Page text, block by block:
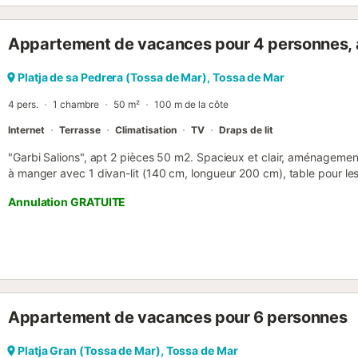
vos émissions et films préférés ou créer des moments mémorables
que restaurants, boutiques et activités récréatives. Cet
Appartement de vacances pour 4 personnes,
Platja de sa Pedrera (Tossa de Mar), Tossa de Mar
4 pers. 1 chambre 50 m² 100 m de la côte
Internet Terrasse Climatisation TV Draps de lit
"Garbi Salions", apt 2 pièces 50 m2. Spacieux et clair,
à manger avec 1 divan-lit (140 cm, longueur 200 cm), table pour
ventilateur. Coin cuisine (lave-vaisselle, 3 plaques à induction,
congélateur, cafetière électrique) avec air-conditionné et
m2. Meubles de terrasse. Vue sur la mer et la localité. A
cheveux. Internet (Connexion WIFI, gratuit). Veuillez noter:
HUTG044620 // Reg. Nr.:
Annulation GRATUITE
Appartement de vacances pour 6 personnes
Platja Gran (Tossa de Mar), Tossa de Mar